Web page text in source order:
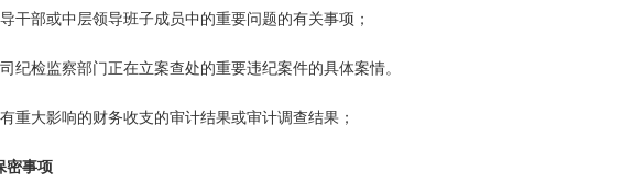
干部或中层领导班子成员中的重要问题的有关事项；
纪检监察部门正在立案查处的重要违纪案件的具体案情。
重大影响的财务收支的审计结果或审计调查结果；
密事项